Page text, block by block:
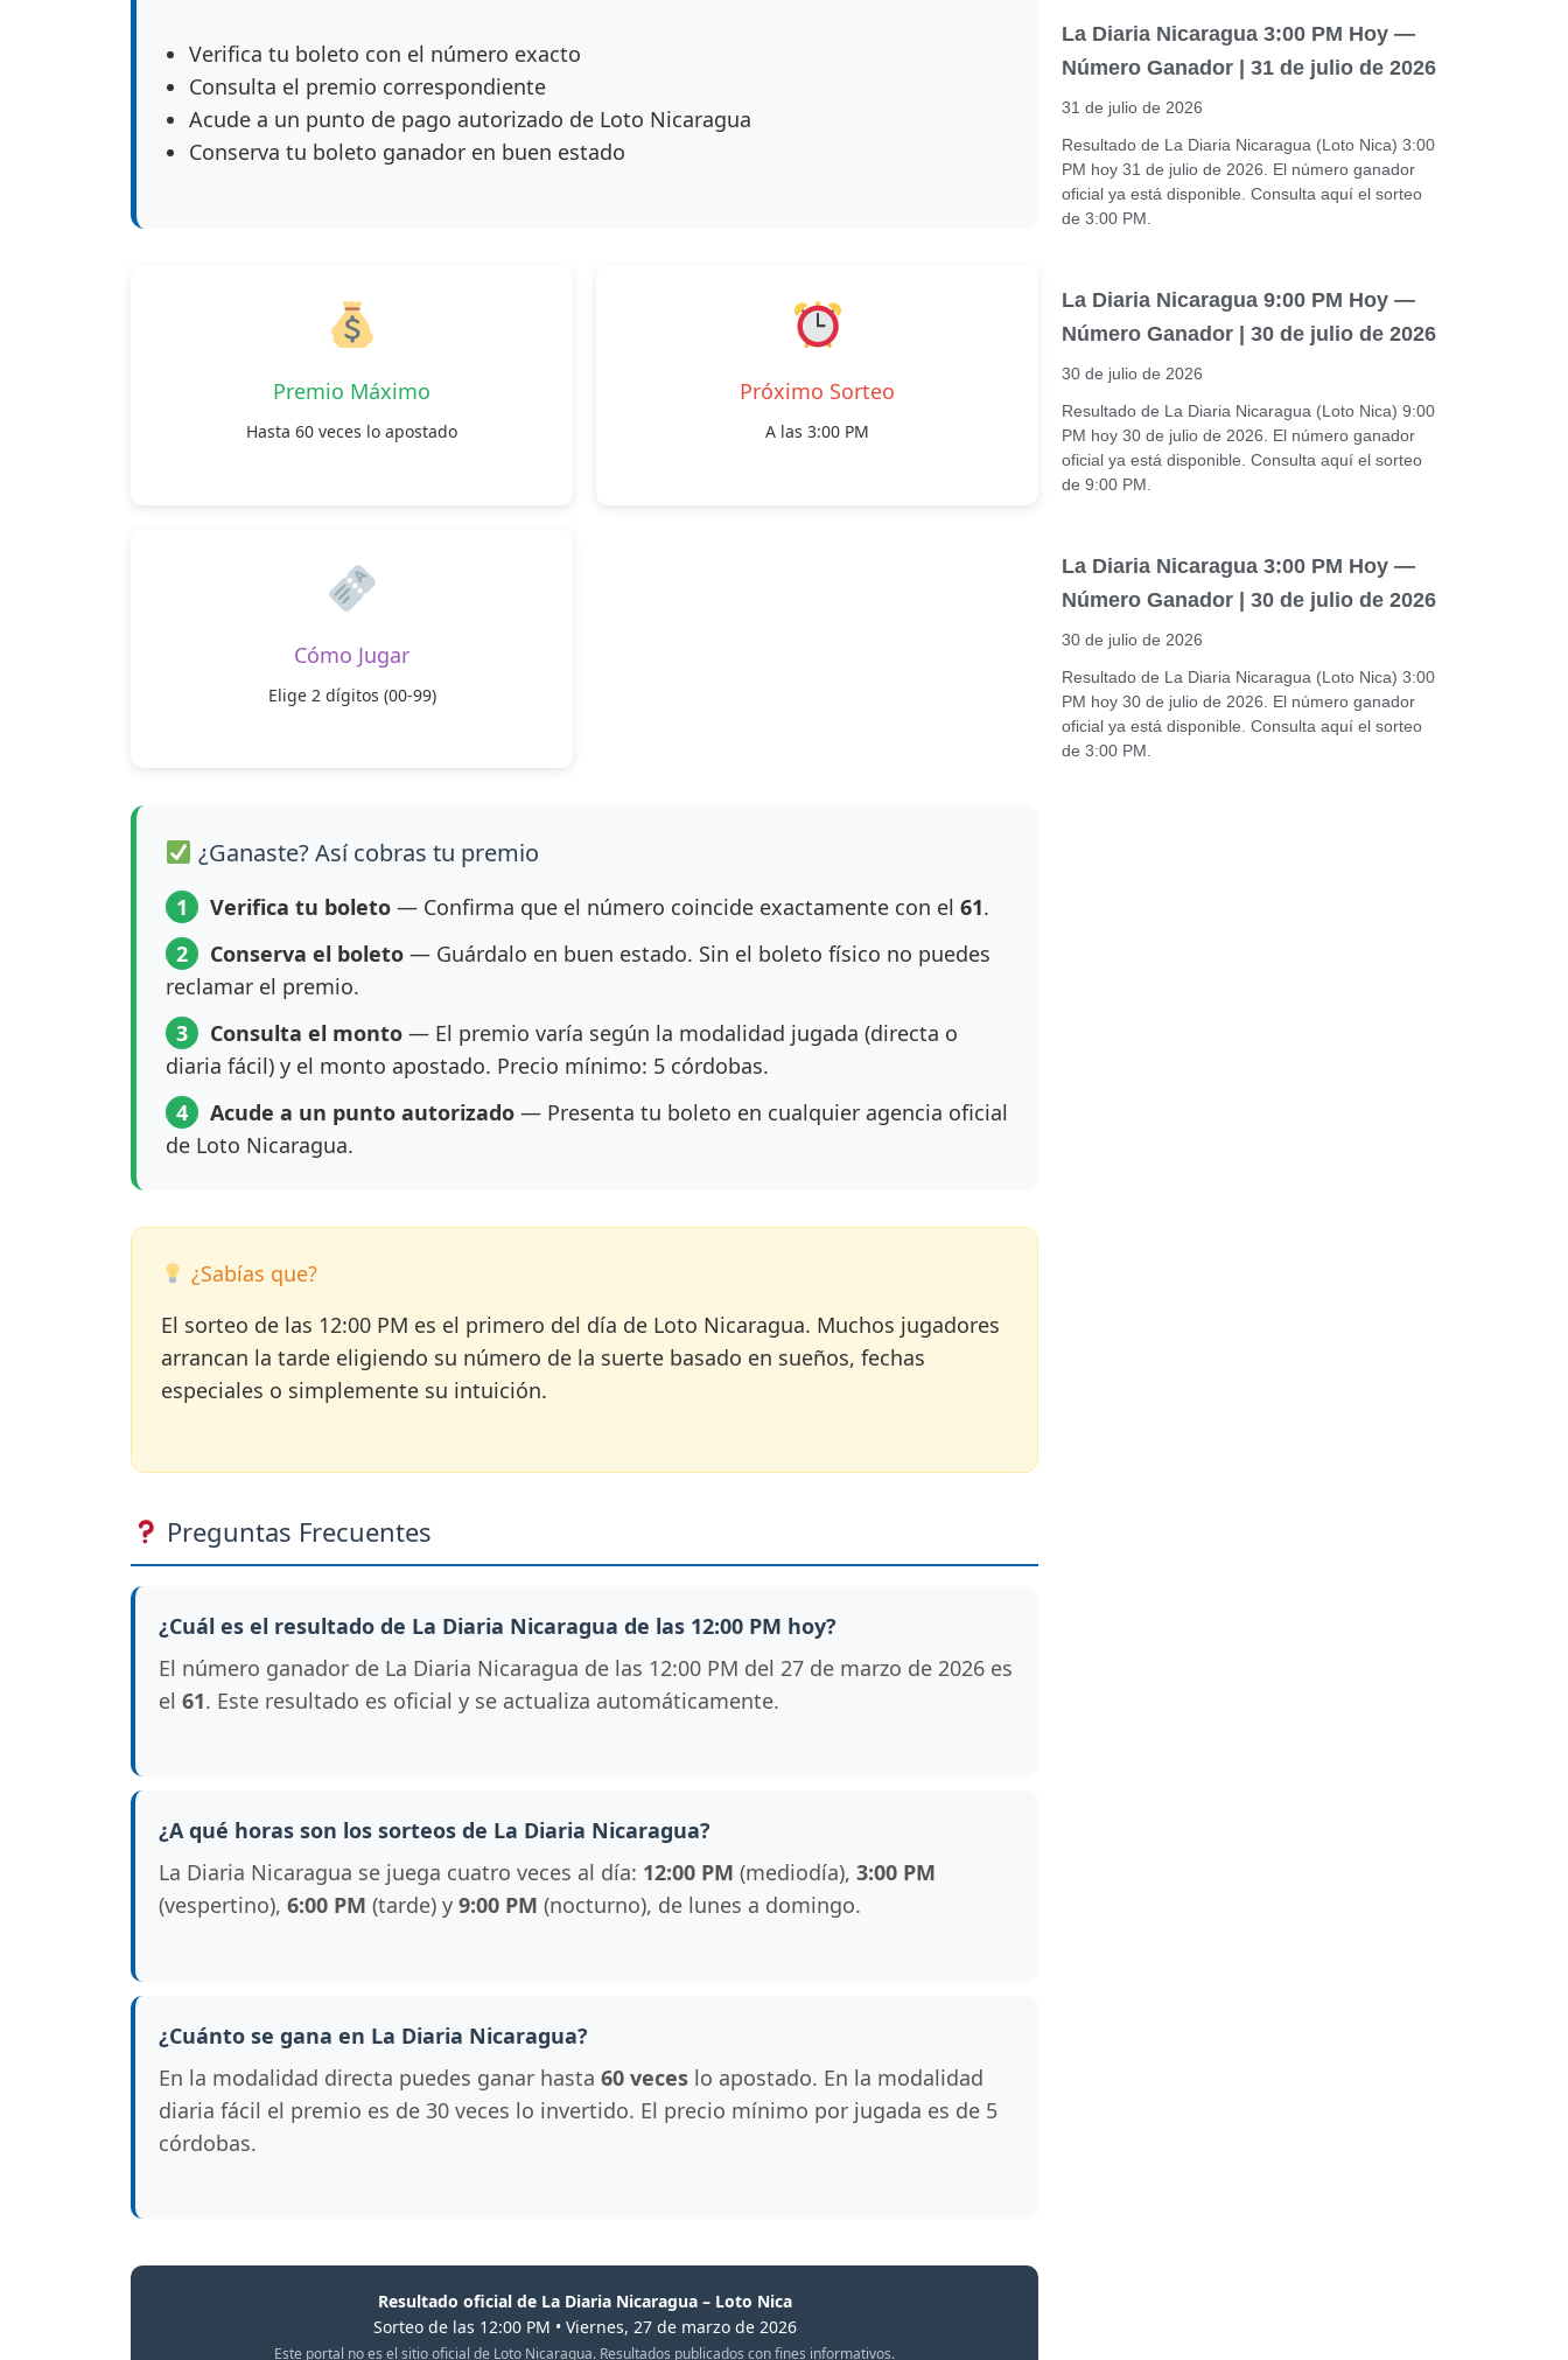
Verifica tu boleto con el número exacto
Consulta el premio correspondiente
Acude a un punto de pago autorizado de Loto Nicaragua
Conserva tu boleto ganador en buen estado
Premio Máximo
Hasta 60 veces lo apostado
Próximo Sorteo
A las 3:00 PM
Cómo Jugar
Elige 2 dígitos (00-99)
¿Ganaste? Así cobras tu premio
1 Verifica tu boleto — Confirma que el número coincide exactamente con el 61.
2
Conserva el boleto — Guárdalo en buen estado. Sin el boleto físico no puedes
reclamar el premio.
3
Consulta el monto — El premio varía según la modalidad jugada (directa o
diaria fácil) y el monto apostado. Precio mínimo: 5 córdobas.
4
Acude a un punto autorizado — Presenta tu boleto en cualquier agencia oficial
de Loto Nicaragua.
¿Sabías que?
El sorteo de las 12:00 PM es el primero del día de Loto Nicaragua. Muchos jugadores
arrancan la tarde eligiendo su número de la suerte basado en sueños, fechas
especiales o simplemente su intuición.
Preguntas Frecuentes
¿Cuál es el resultado de La Diaria Nicaragua de las 12:00 PM hoy?
El número ganador de La Diaria Nicaragua de las 12:00 PM del 27 de marzo de 2026 es
el 61. Este resultado es oficial y se actualiza automáticamente.
¿A qué horas son los sorteos de La Diaria Nicaragua?
La Diaria Nicaragua se juega cuatro veces al día: 12:00 PM (mediodía), 3:00 PM
(vespertino), 6:00 PM (tarde) y 9:00 PM (nocturno), de lunes a domingo.
¿Cuánto se gana en La Diaria Nicaragua?
En la modalidad directa puedes ganar hasta 60 veces lo apostado. En la modalidad
diaria fácil el premio es de 30 veces lo invertido. El precio mínimo por jugada es de 5
córdobas.
Resultado oficial de La Diaria Nicaragua – Loto Nica
Sorteo de las 12:00 PM • Viernes, 27 de marzo de 2026
Este portal no es el sitio oficial de Loto Nicaragua. Resultados publicados con fines informativos.
La Diaria Nicaragua 3:00 PM Hoy —
Número Ganador | 31 de julio de 2026
31 de julio de 2026
Resultado de La Diaria Nicaragua (Loto Nica) 3:00
PM hoy 31 de julio de 2026. El número ganador
oficial ya está disponible. Consulta aquí el sorteo
de 3:00 PM.
La Diaria Nicaragua 9:00 PM Hoy —
Número Ganador | 30 de julio de 2026
30 de julio de 2026
Resultado de La Diaria Nicaragua (Loto Nica) 9:00
PM hoy 30 de julio de 2026. El número ganador
oficial ya está disponible. Consulta aquí el sorteo
de 9:00 PM.
La Diaria Nicaragua 3:00 PM Hoy —
Número Ganador | 30 de julio de 2026
30 de julio de 2026
Resultado de La Diaria Nicaragua (Loto Nica) 3:00
PM hoy 30 de julio de 2026. El número ganador
oficial ya está disponible. Consulta aquí el sorteo
de 3:00 PM.